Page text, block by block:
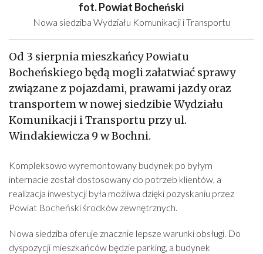
fot. Powiat Bocheński
Nowa siedziba Wydziału Komunikacji i Transportu
Od 3 sierpnia mieszkańcy Powiatu
Bocheńskiego będą mogli załatwiać sprawy
związane z pojazdami, prawami jazdy oraz
transportem w nowej siedzibie Wydziału
Komunikacji i Transportu przy ul.
Windakiewicza 9 w Bochni.
Kompleksowo wyremontowany budynek po byłym
internacie został dostosowany do potrzeb klientów, a
realizacja inwestycji była możliwa dzięki pozyskaniu przez
Powiat Bocheński środków zewnętrznych.
Nowa siedziba oferuje znacznie lepsze warunki obsługi. Do
dyspozycji mieszkańców będzie parking, a budynek